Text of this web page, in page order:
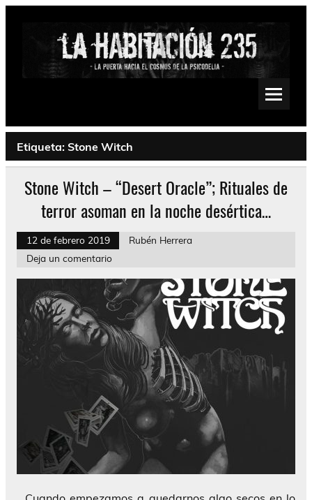
Saltar
Psychedelic, Stoner, Doom, Sludge, Fuzz, Space, Drone
Etiqueta: Stone Witch
Stone Witch – “Desert Oracle”; Rituales de
terror asoman en la noche desértica…
12 de febrero 2019
Rubén Herrera
Deja un comentario